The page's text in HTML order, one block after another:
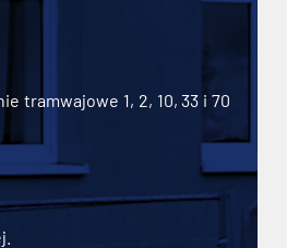
tramwajowe 1, 2, 10, 33 i 70